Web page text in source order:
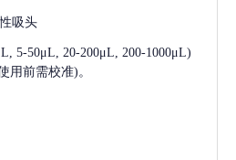
吸头
5-50μL, 20-200μL, 200-1000μL)
用前需校准)。